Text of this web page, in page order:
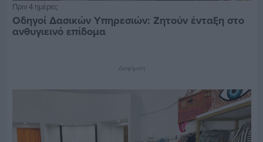
Πριν 4 ημέρες
Οδηγοί Δασικών Υπηρεσιών: Ζητούν ένταξη στο
ανθυγιεινό επίδομα
Διαφήμιση